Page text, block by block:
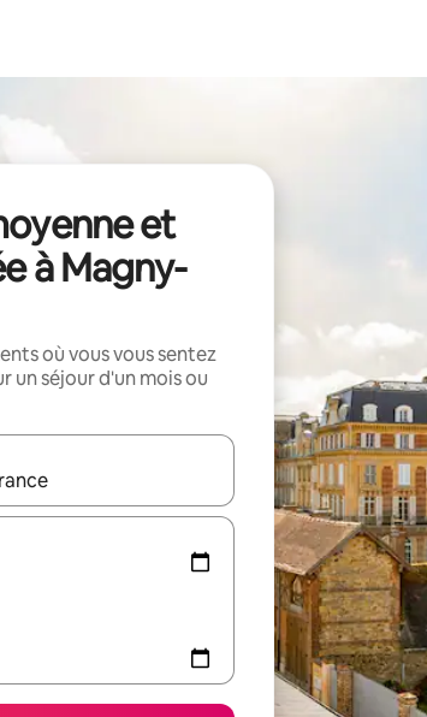
et
à Magny-
où vous vous sentez
un séjour d'un mois ou
utilisez les flèches vers le haut et vers le